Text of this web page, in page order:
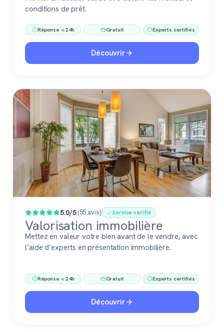
conditions de prêt.
Réponse < 24h Gratuit Experts certifiés
Découvrir
5.0/5(55 avis) Service vérifié
Valorisation immobilière
Mettez en valeur votre bien avant de le vendre, avec
l’aide d’experts en présentation immobilière.
Réponse < 24h Gratuit Experts certifiés
Découvrir